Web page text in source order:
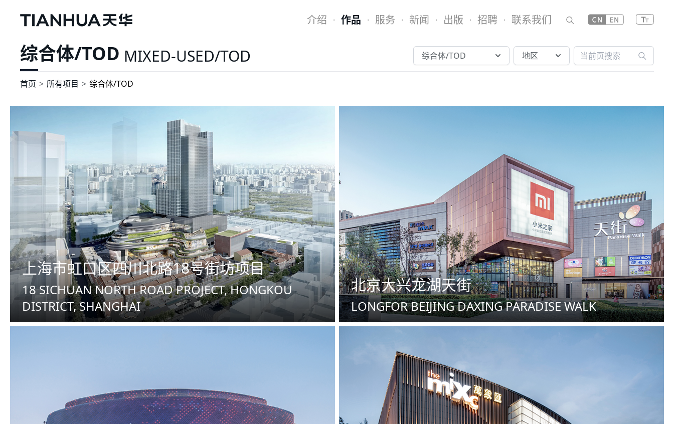
介绍 · 作品 · 服务 · 新闻 · 出版 · 招聘 · 联系我们
综合体/TOD MIXED-USED/TOD 综合体/TOD 地区
首页 所有项目 综合体/TOD
上海市虹口区四川北路18号街坊项目
18 SICHUAN NORTH ROAD PROJECT, HONGKOU
DISTRICT, SHANGHAI
北京大兴龙湖天街
LONGFOR BEIJING DAXING PARADISE WALK